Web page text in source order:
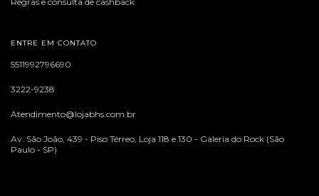
ENTRE EM CONTATO
5511992796690
3222-9238
Atendimento@lojabhs.com.br
Av. São João, 439 - Piso Térreo, Loja 118 e 130 - Galeria do Rock (São
Paulo - SP)